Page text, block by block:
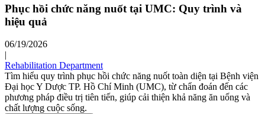
Phục hồi chức năng nuốt tại UMC: Quy trình và
hiệu quả
06/19/2026
|
Rehabilitation Department
Tìm hiểu quy trình phục hồi chức năng nuốt toàn diện tại Bệnh viện
Đại học Y Dược TP. Hồ Chí Minh (UMC), từ chẩn đoán đến các
phương pháp điều trị tiên tiến, giúp cải thiện khả năng ăn uống và
chất lượng cuộc sống.